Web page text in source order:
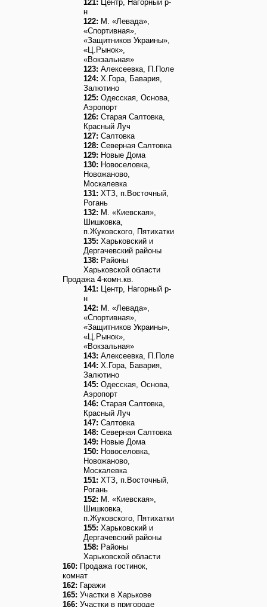
121: Центр, Нагорный р-
н
122: М. «Левада»,
«Спортивная»,
«Защитников Украины»,
«Ц.Рынок»,
«Вокзальная»
123: Алексеевка, П.Поле
124: Х.Гора, Бавария,
Залютино
125: Одесская, Основа,
Аэропорт
126: Старая Салтовка,
Красный Луч
127: Салтовка
128: Северная Салтовка
129: Новые Дома
130: Новоселовка,
Новожаново,
Москалевка
131: ХТЗ, п.Восточный,
Рогань
132: М. «Киевская»,
Шишковка,
п.Жуковского, Пятихатки
135: Харьковский и
Дергачевский районы
138: Районы
Харьковской области
Продажа 4-комн.кв.
141: Центр, Нагорный р-
н
142: М. «Левада»,
«Спортивная»,
«Защитников Украины»,
«Ц.Рынок»,
«Вокзальная»
143: Алексеевка, П.Поле
144: Х.Гора, Бавария,
Залютино
145: Одесская, Основа,
Аэропорт
146: Старая Салтовка,
Красный Луч
147: Салтовка
148: Северная Салтовка
149: Новые Дома
150: Новоселовка,
Новожаново,
Москалевка
151: ХТЗ, п.Восточный,
Рогань
152: М. «Киевская»,
Шишковка,
п.Жуковского, Пятихатки
155: Харьковский и
Дергачевский районы
158: Районы
Харьковской области
160: Продажа гостинок,
комнат
162: Гаражи
165: Участки в Харькове
166: Участки в пригороде